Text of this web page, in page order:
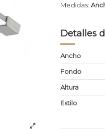
Medidas:
Detalles
Ancho
Fondo
Altura
Estilo